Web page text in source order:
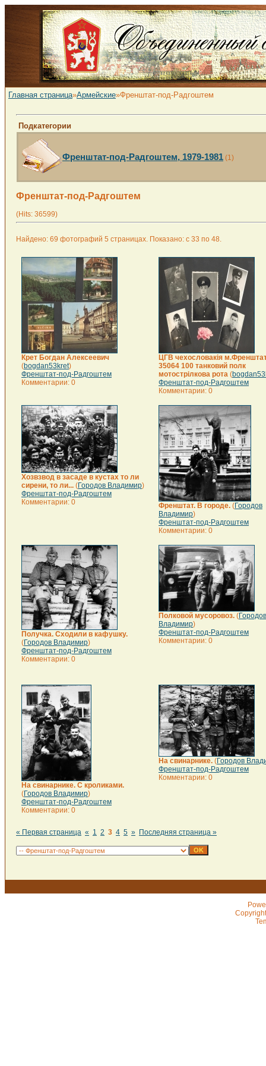
Главная страница»Армейские»Френштат-под-Радгоштем
Подкатегории
Френштат-под-Радгоштем, 1979-1981 (1)
Френштат-под-Радгоштем
(Hits: 36599)
Найдено: 69 фотографий 5 страницах. Показано: с 33 по 48.
Крет Богдан Алексеевич
(bogdan53kret)
Френштат-под-Радгоштем
Комментарии: 0
ЦГВ чехословакія
35064 100 танковий полк
мотострілкова рота (
Френштат-под-Радгоштем
Комментарии: 0
Хозвзвод в засаде в кустах то ли
сирени, то ли... (Городов Владимир)
Френштат-под-Радгоштем
Комментарии: 0
Френштат. В городе. (Городов
Владимир)
Френштат-под-Радгоштем
Комментарии: 0
Получка. Сходили в кафушку.
(Городов Владимир)
Френштат-под-Радгоштем
Комментарии: 0
Полковой мусоровоз. (Городов
Владимир)
Френштат-под-Радгоштем
Комментарии: 0
На свинарнике. С кроликами.
(Городов Владимир)
Френштат-под-Радгоштем
Комментарии: 0
На свинарнике. (Городов
Френштат-под-Радгоштем
Комментарии: 0
« Первая страница « 1 2 3 4 5 » Последняя страница »